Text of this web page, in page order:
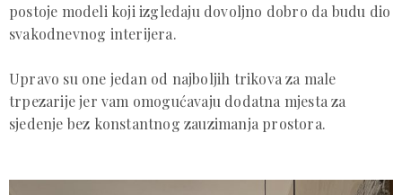
postoje modeli koji izgledaju dovoljno dobro da budu dio
svakodnevnog interijera.
Upravo su one jedan od najboljih trikova za male
trpezarije jer vam omogućavaju dodatna mjesta za
sjedenje bez konstantnog zauzimanja prostora.